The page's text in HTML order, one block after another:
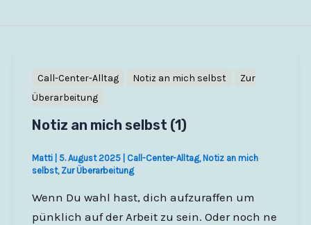
Call-Center-Alltag Notiz an mich selbst
Zur
Überarbeitung
Notiz an mich selbst (1)
Matti 5. August 2025 Call-Center-Alltag, Notiz an mich
selbst, Zur Überarbeitung
Wenn Du wahl hast, dich aufzuraffen um
pünklich auf der Arbeit zu sein. Oder noch ne